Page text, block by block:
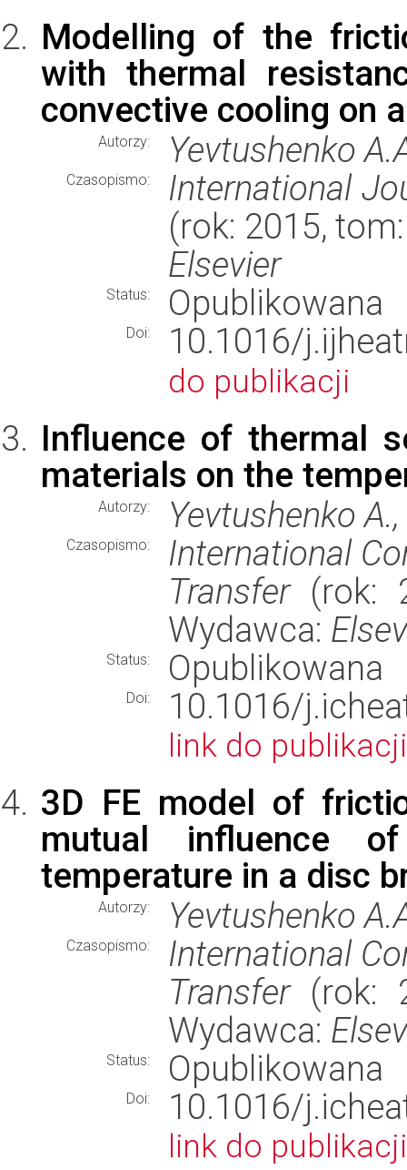
Modelling of the
with thermal
convective cooling on
Autorzy: Yevtushenko
Czasopismo:
International
(rok: 2015,
Elsevier
Status: Opublikowana
Doi: 10.1016/
do publikacji
Influence of thermal
materials on the
Autorzy: Yevtushenko
Czasopismo:
International
Transfer(rok:
Wydawca:
Status: Opublikowana
Doi: 10.1016/
link do publikacji
3D FE model of
mutual influence
temperature in a disc
Autorzy: Yevtushenko
Czasopismo:
International
Transfer(rok:
Wydawca:
Status: Opublikowana
Doi: 10.1016/
link do publikacji